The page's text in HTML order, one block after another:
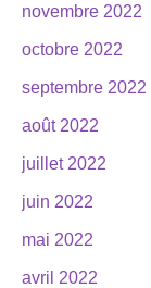
novembre 2022
octobre 2022
septembre 2022
août 2022
juillet 2022
juin 2022
mai 2022
avril 2022